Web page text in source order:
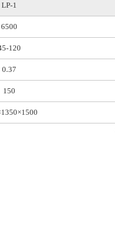
LP-1
6500
120
0.37
150
1350×1500